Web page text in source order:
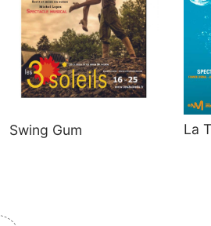
Swing Gum La